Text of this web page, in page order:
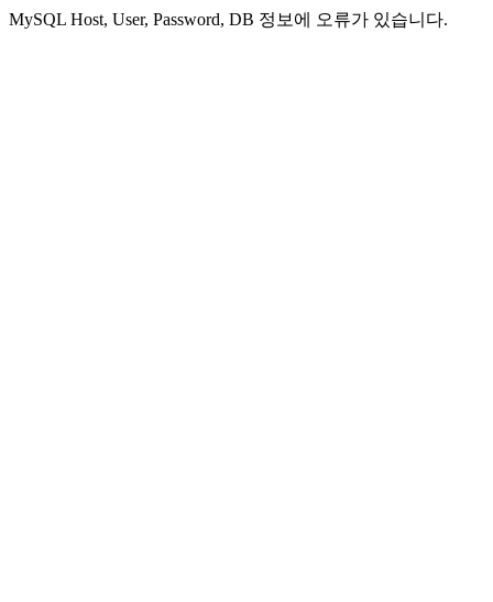
MySQL Host, User, Password, DB 정보에 오류가 있습니다.